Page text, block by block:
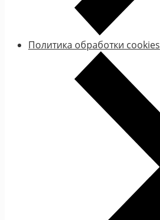
Политика обработки cookies